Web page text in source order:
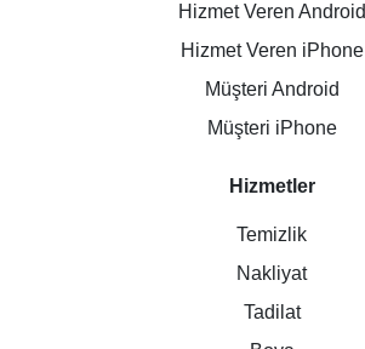
Hizmet Veren Android
Hizmet Veren iPhone
Müşteri Android
Müşteri iPhone
Hizmetler
Temizlik
Nakliyat
Tadilat